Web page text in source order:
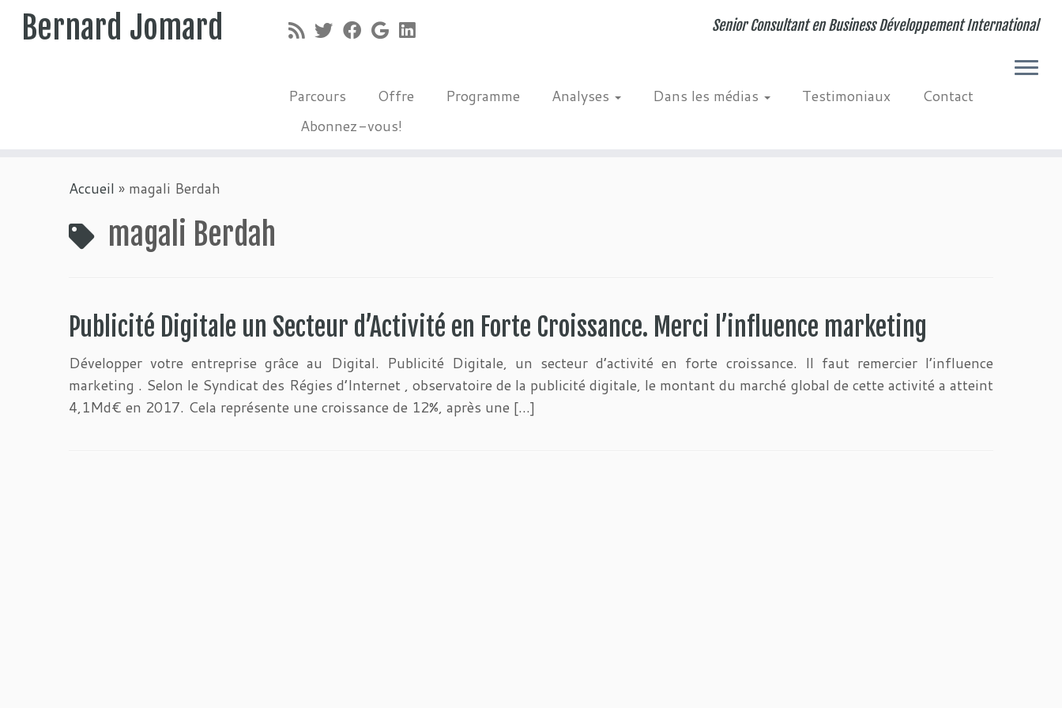
Bernard Jomard Senior Consultant en Business Développement International
Parcours Offre Programme Analyses Dans les médias Testimoniaux
Contact
Abonnez-vous!
Accueil » magali Berdah
magali Berdah
Publicité Digitale un Secteur d’Activité en Forte Croissance. Merci l’influence marketing
Développer votre entreprise grâce au Digital. Publicité Digitale, un secteur d’activité en forte croissance. Il faut remercier l’influence
marketing . Selon le Syndicat des Régies d’Internet , observatoire de la publicité digitale, le montant du marché global de cette activité a atteint
4,1Md€ en 2017. Cela représente une croissance de 12%, après une […]